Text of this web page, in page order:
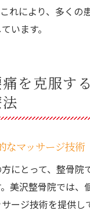
れにより、多くの
います。
を克服す
なマッサージ技術
にとって、整骨院
美沢整骨院では、
ージ技術を提供し